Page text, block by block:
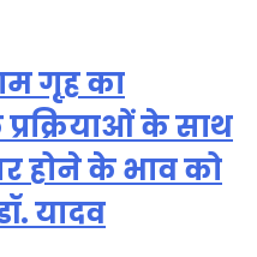
गृह का
के साथ
होने के भाव को
यादव